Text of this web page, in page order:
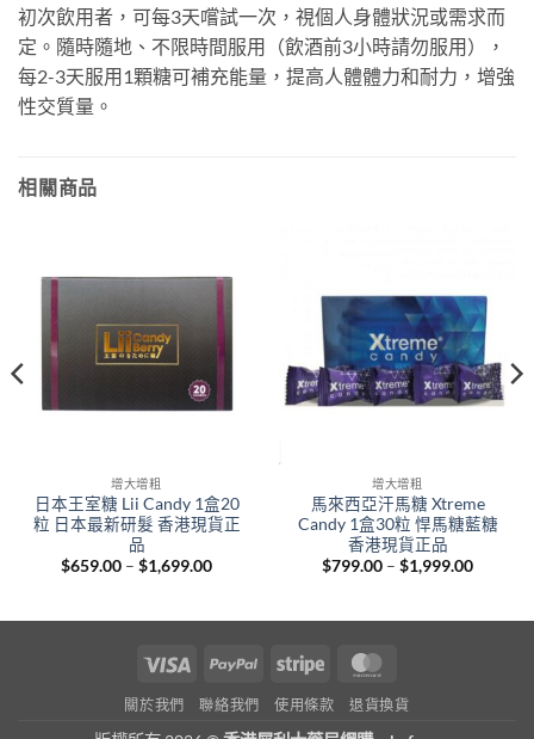
初次飲用者，可每3天嚐試一次，視個人身體狀況或需求而
定。隨時隨地、不限時間服用（飲酒前3小時請勿服用），
每2-3天服用1顆糖可補充能量，提高人體體力和耐力，增強
性交質量。
相關商品
增大增粗
日本王室糖 Lii Candy 1盒20
粒 日本最新研髮 香港現貨正
品
$659.00 – $1,699.00Price
$1,699.00
增大增粗
馬來西亞汗馬糖 Xtreme
Candy 1盒30粒 悍馬糖藍糖
香港現貨正品
$799.00 – $1,999.00Price
Visa PayPal Stripe
關於我們 聯絡我們 使用條款 退貨換貨